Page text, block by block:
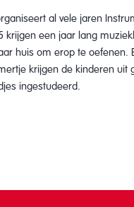
al vele jaren
krijgen een jaar lang
huis om erop te oefenen.
krijgen de kinderen uit
ingestudeerd.